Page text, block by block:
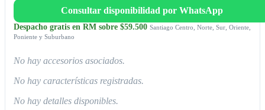
Consultar disponibilidad por WhatsApp
Despacho gratis en RM sobre $59.500 Santiago Centro, Norte, Sur, Oriente,
Poniente y Suburbano
No hay accesorios asociados.
No hay características registradas.
No hay detalles disponibles.